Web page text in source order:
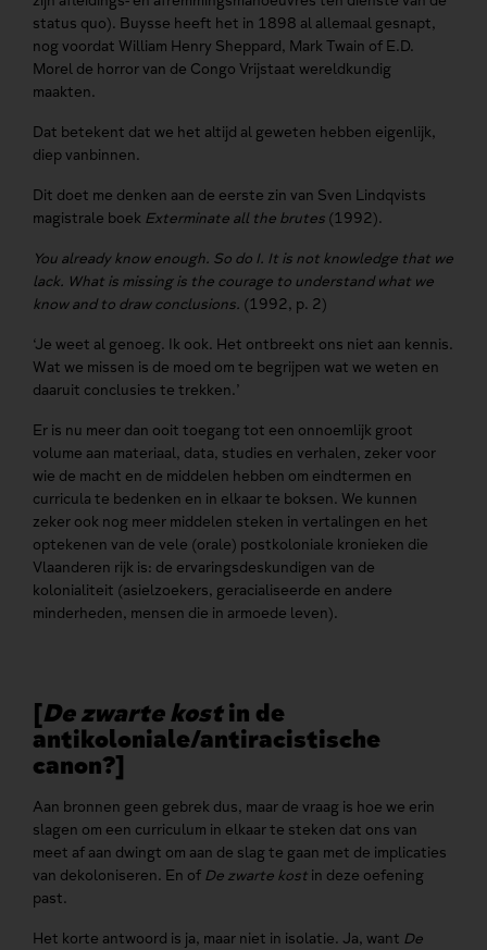
status quo). Buysse heeft het in 1898 al allemaal gesnapt,
nog voordat William Henry Sheppard, Mark Twain of E.D.
Morel de horror van de Congo Vrijstaat wereldkundig
maakten.
Dat betekent dat we het altijd al geweten hebben eigenlijk,
diep vanbinnen.
Dit doet me denken aan de eerste zin van Sven Lindqvists
magistrale boek Exterminate all the brutes (1992).
You already know enough. So do I. It is not knowledge that we
lack. What is missing is the courage to understand what we
know and to draw conclusions. (1992, p. 2)
‘Je weet al genoeg. Ik ook. Het ontbreekt ons niet aan kennis.
Wat we missen is de moed om te begrijpen wat we weten en
daaruit conclusies te trekken.’
Er is nu meer dan ooit toegang tot een onnoemlijk groot
volume aan materiaal, data, studies en verhalen, zeker voor
wie de macht en de middelen hebben om eindtermen en
curricula te bedenken en in elkaar te boksen. We kunnen
zeker ook nog meer middelen steken in vertalingen en het
optekenen van de vele (orale) postkoloniale kronieken die
Vlaanderen rijk is: de ervaringsdeskundigen van de
kolonialiteit (asielzoekers, geracialiseerde en andere
minderheden, mensen die in armoede leven).
[De zwarte kostin de
antikoloniale/antiracistische
canon?]
Aan bronnen geen gebrek dus, maar de vraag is hoe we erin
slagen om een curriculum in elkaar te steken dat ons van
meet af aan dwingt om aan de slag te gaan met de implicaties
van dekoloniseren. En of De zwarte kost in deze oefening
past.
Het korte antwoord is ja, maar niet in isolatie. Ja, want De